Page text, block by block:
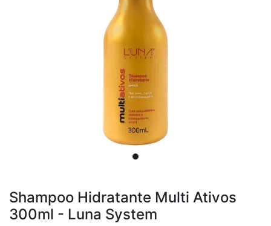
Shampoo Hidratante Multi Ativos
300ml - Luna System